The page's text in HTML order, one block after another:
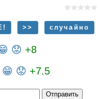
>> случайно
😟 +8
😁 😟 +7.5